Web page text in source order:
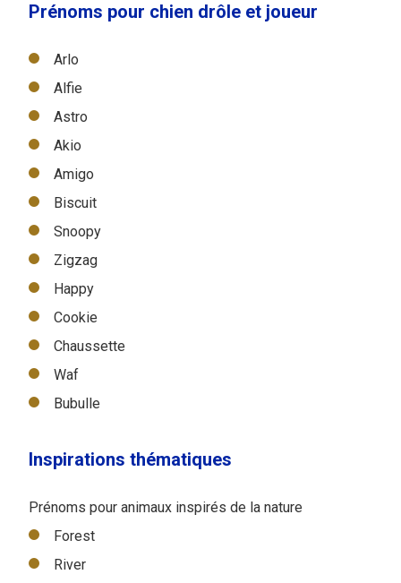
Prénoms pour chien drôle et joueur
Arlo
Alfie
Astro
Akio
Amigo
Biscuit
Snoopy
Zigzag
Happy
Cookie
Chaussette
Waf
Bubulle
Inspirations thématiques
Prénoms pour animaux inspirés de la nature
Forest
River